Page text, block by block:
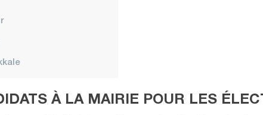
À LA MAIRIE POUR LES